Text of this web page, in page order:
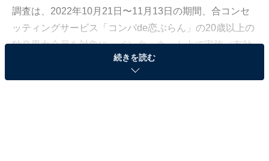
調査は、2022年10月21日〜11月13日の期間、合コンセ
ッティングサービス「コンパde恋ぷらん」の20歳以上の
独身男女会員を対象に、インターネット上で実施（有効
回答数：4036件）。今回は、「合コンしたい男性歌手」
ランキングを発表します！
続きを読む